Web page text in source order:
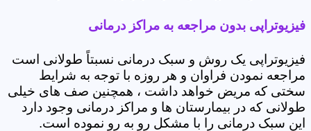
فیزیوتراپی بدون مراجعه به مراکز درمانی
فیزیوتراپی یک روش و سبک درمانی نسبتاً طولانی است
مراجعه نمودن فراوان و هر روزه با توجه به شرایط
سختی که مریض خواهد داشت ، همچنین صف های خیلی
طولانی که در بیمارستان ها و مراکز درمانی وجود دارد
این سبک درمانی را با مشکل رو به رو نموده است.